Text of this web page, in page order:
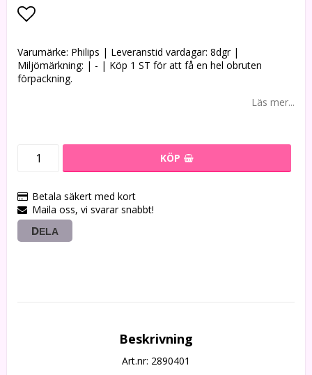
Varumärke: Philips | Leveranstid vardagar: 8dgr |
Miljömärkning: | - | Köp 1 ST för att få en hel obruten
förpackning.
Läs mer...
KÖP
Betala säkert med kort
Maila oss, vi svarar snabbt!
DELA
Beskrivning
Art.nr: 2890401